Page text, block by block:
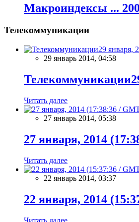
Макроиндексы ...
Телекоммуникации
29 январь 2014, 04:58
Читать далее
27 январь 2014, 05:38
27 января, 2014
Читать далее
22 январь 2014, 03:37
22 января, 2014
Читать далее